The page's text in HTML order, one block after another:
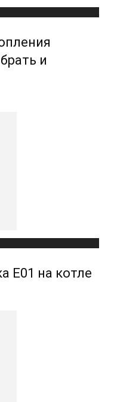
и
Е01 на котле